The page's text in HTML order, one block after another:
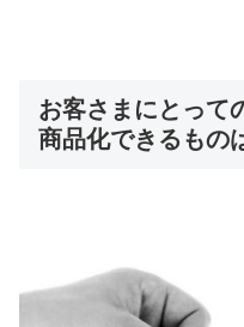
お客さまにとって
商品化できるもの